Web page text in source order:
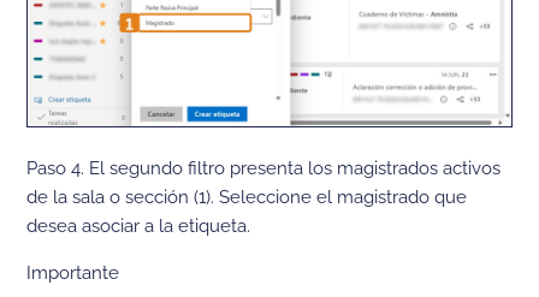
Paso 4. El segundo filtro presenta los magistrados activos
de la sala o sección (1). Seleccione el magistrado que
desea asociar a la etiqueta.
Importante